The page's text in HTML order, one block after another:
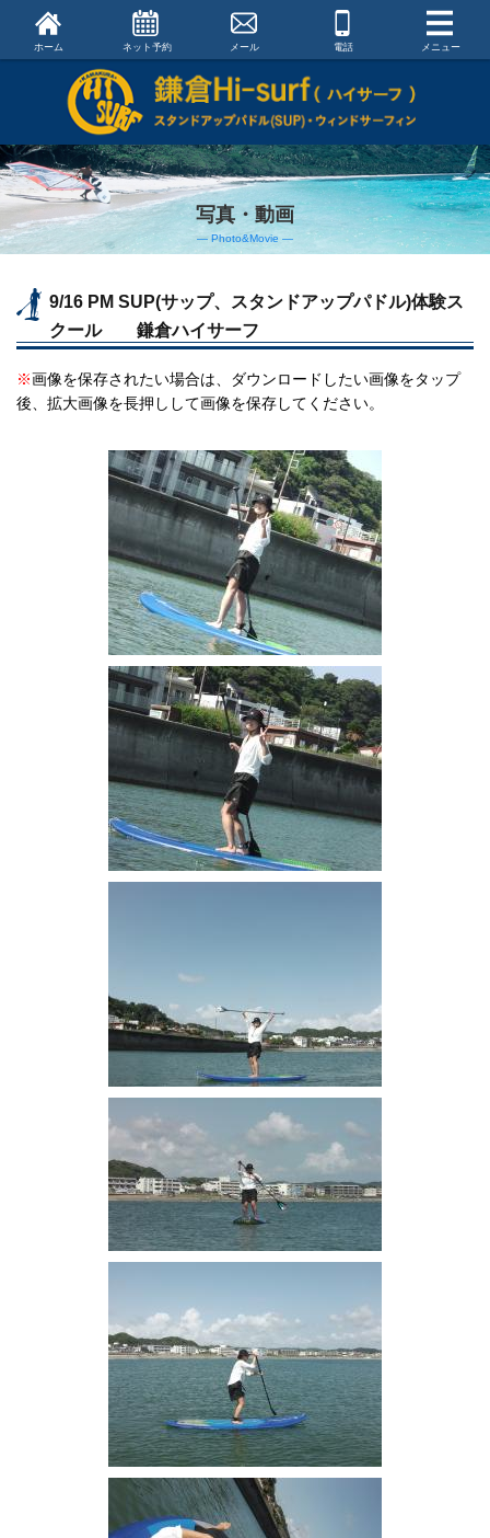
ホーム ネット予約 メール 電話 メニュー
写真・動画
― Photo&Movie ―
9/16 PM SUP(サップ、スタンドアップパドル)体験ス
クール 鎌倉ハイサーフ
※画像を保存されたい場合は、ダウンロードしたい画像をタップ
後、拡大画像を長押しして画像を保存してください。